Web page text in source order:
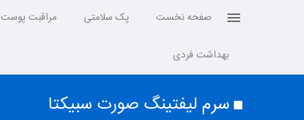
صفحه نخست پک سلامتی مراقبت پوست
بهداشت فردی
سرم لیفتینگ صورت سبیکتا